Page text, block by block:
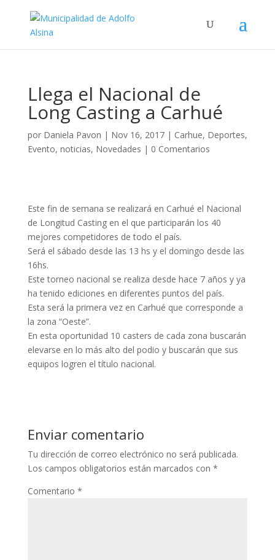
Llega el Nacional de
Long Casting a Carhué
por Daniela Pavon | Nov 16, 2017| Carhue, Deportes,
Evento, noticias, Novedades | 0 Comentarios
Este fin de semana se realizará en Carhué el Nacional
de Longitud Casting en el que participarán los 40
mejores competidores de todo el país.
Será el sábado desde las 13 hs y el domingo desde las
16hs.
Este torneo nacional se realiza desde hace 7 años y ya
ha tenido ediciones en diferentes puntos del país.
Esta será la primera vez en Carhué que corresponde a
la zona “Oeste”.
En esta oportunidad 10 casters de cada zona buscarán
elevarse en lo más alto del podio y buscarán que sus
equipos logren el título nacional.
Enviar comentario
Tu dirección de correo electrónico no será publicada.
Los campos obligatorios están marcados con *
Comentario *